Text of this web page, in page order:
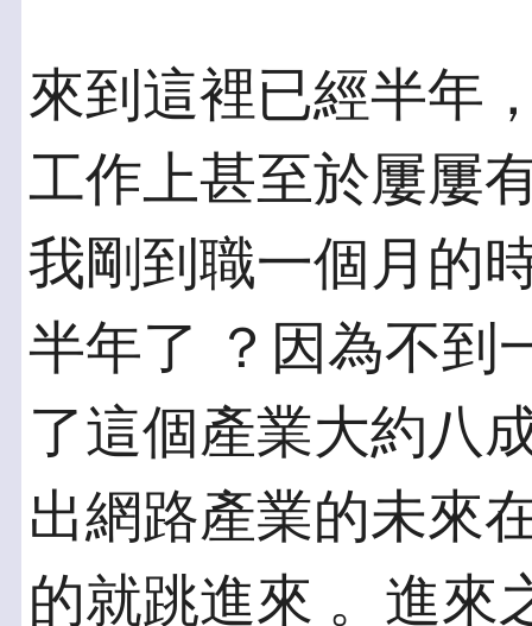
來到這裡已經半年
工作上甚至於屢屢
我剛到職一個月的
半年了 ？因為不到
了這個產業大約八
出網路產業的未來
的就跳進來 。進來